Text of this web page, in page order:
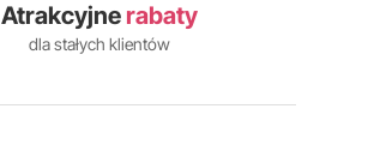
Atrakcyjne rabaty
dla stałych klientów